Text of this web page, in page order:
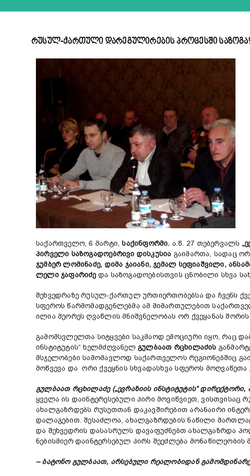
რუსულ-ქართული დარეგულირების პროცესში
საქართველო, 6 მარტი,საქინფორმი. ა.წ. 27 თებერვალს
პირველი საზოგადოებრივი დისკუსია გაიმართა, სადაც
ჯუმბერ ლომინაძე, დიმა ჯაიანი, ჯემალ სეფიაშვილი,
ლელი ჯაფარიძედა საზოგადოებისთვის ცნობილი სხვა
შეხვედრაზე რუსულ-ქართულ ურთიერთობებსა და ჩვენს
სფეროს წარმომადგენლებმა ამ მიმართულებით
ილია მეორეს ღვაწლის მნიშვნელობას ორ ქვეყანას
გამომსვლელთა სიტყვები საკმაოდ ემოციური იყო, რაც
ინსტიტუტის“ ხელმძღვანელ გულბაათ რცხილაძის
მსჯელობები სამომავლოდ საქართველოს რეგიონებშიც
მოწვევა და ორი ქვეყნის სხვადასხვა სფეროს მოღვაწეთა
გულბაათ რცხილაძე („ევრაზიის ინსტიტუტის“
ყველა ის დაინტერესებული პირი მოვიწვიეთ,
ახალგაზრდებს რუსეთთან დაკავშირებით არანაირი
დალაგებით. შესაძლოა, ახალგაზრდების ნაწილი
და შეხვედრის დასასრულს დავაფუძნებთ ახალგაზრდა
ნებისმიერ დაინტერსებულ პირს შეეძლება
– ბატონო გულბაათ, არსებული რეალობიდან